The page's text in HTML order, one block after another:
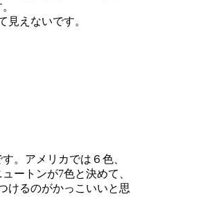
見えないです。
。アメリカでは６色、
ート ンが7色と決めて、
けるのがかっこいいと思